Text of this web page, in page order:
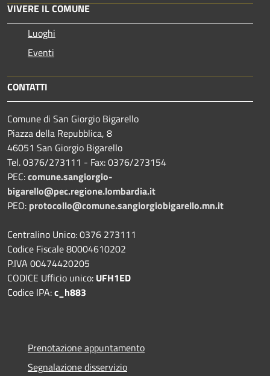
VIVERE IL COMUNE
Luoghi
Eventi
CONTATTI
Comune di San Giorgio Bigarello
Piazza della Repubblica, 8
46051 San Giorgio Bigarello
Tel. 0376/273111 - Fax: 0376/273154
PEC:comune.sangiorgio-
bigarello@pec.regione.lombardia.it
PEO: protocollo@comune.sangiorgiobigarello.mn.it
Centralino Unico: 0376 273111
Codice Fiscale 80004610202
P.IVA 00474420205
CODICE Ufficio unico: UFH1ED
Codice IPA:c_h883
Prenotazione appuntamento
Segnalazione disservizio